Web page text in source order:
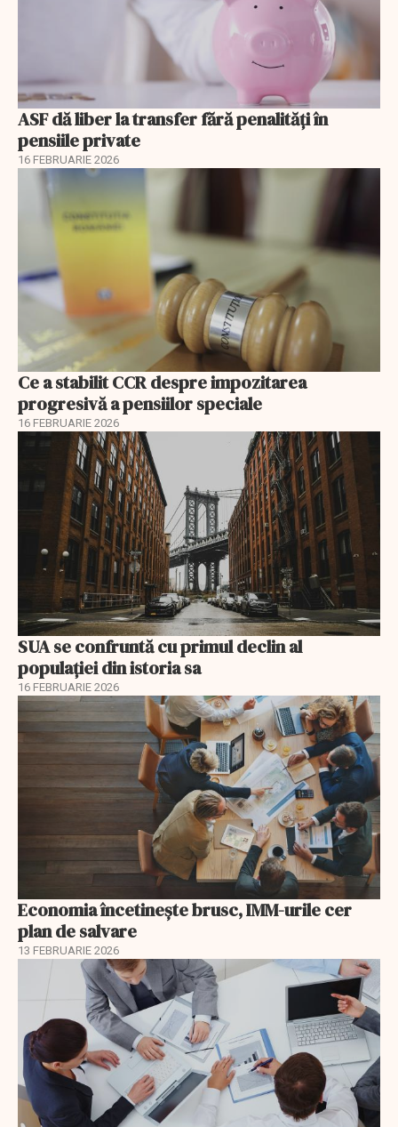
ASF dă liber la transfer fără penalități în
pensiile private
16 FEBRUARIE 2026
Ce a stabilit CCR despre impozitarea
progresivă a pensiilor speciale
16 FEBRUARIE 2026
SUA se confruntă cu primul declin al
populației din istoria sa
16 FEBRUARIE 2026
Economia încetinește brusc, IMM-urile cer
plan de salvare
13 FEBRUARIE 2026